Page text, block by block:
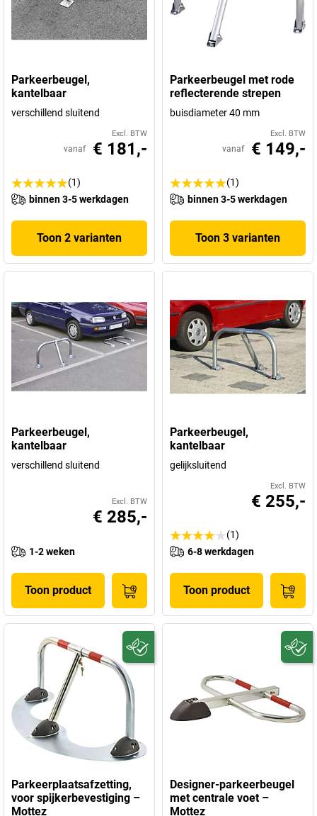
Parkeerbeugel,
kantelbaar
verschillend sluitend
Excl. BTW
vanaf € 181,-
(1)
binnen 3-5 werkdagen
Toon 2 varianten
Parkeerbeugel met rode
reflecterende strepen
buisdiameter 40 mm
Excl. BTW
vanaf € 149,-
(1)
binnen 3-5 werkdagen
Toon 3 varianten
Parkeerbeugel,
kantelbaar
verschillend sluitend
Excl. BTW
€ 285,-
1-2 weken
Toon product
Parkeerbeugel,
kantelbaar
gelijksluitend
Excl. BTW
€ 255,-
(1)
6-8 werkdagen
Toon product
Parkeerplaatsafzetting,
voor spijkerbevestiging –
Mottez
Designer-parkeerbeugel
met centrale voet –
Mottez